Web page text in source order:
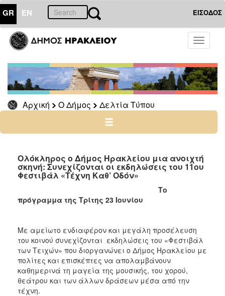
GR EN ΕΙΣΟΔΟΣ
Toggle
Αρχική Ο Δήμος Δελτία Τύπου
ΔΗΜΟΣ
Δελτία
Τύπου
Αρχείο
ΠΟΛΙΤΙΣΜΟΣ
ΑΝΘΕΚΤΙΚΗ
Ολόκληρος ο Δήμος Ηρακλείου μια ανοιχτή
σκηνή: Συνεχίζονται οι εκδηλώσεις του 11ου
Φεστιβάλ «Τέχνη Καθ’ Οδόν»
Το
πρόγραμμα της Τρίτης 23 Ιουνίου
Με αμείωτο ενδιαφέρον και μεγάλη προσέλευση
του κοινού συνεχίζονται εκδηλώσεις του «Φεστιβάλ
των Τειχών» που διοργανώνει ο Δήμος Ηρακλείου με
πολίτες και επισκέπτες να απολαμβάνουν
καθημερινά τη μαγεία της μουσικής, του χορού,
θεάτρου και των άλλων δράσεων μέσα από την
τέχνη.